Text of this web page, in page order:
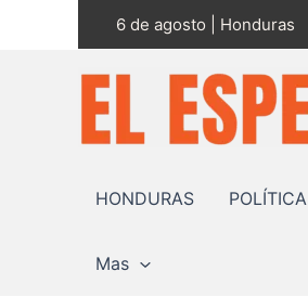
6 de agosto | Honduras
HONDURAS POLÍTICA
Mas